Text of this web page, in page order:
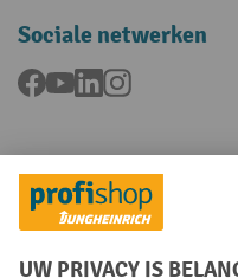
Sociale netwerken
Facebook
YouTubeLinkedInInstagram
Talen
FR NL